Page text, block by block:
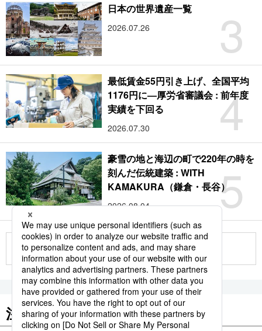
3
日本の世界遺産一覧
2026.07.26
4
最低賃金55円引き上げ、全国平均
1176円に―厚労省審議会 : 前年度
実績を下回る
2026.07.30
5
豪雪の地と海辺の町で220年の時を
刻んだ伝統建築 : WITH
KAMAKURA（鎌倉・長谷）
2026.08.04
もっと見る
注目のキーワード